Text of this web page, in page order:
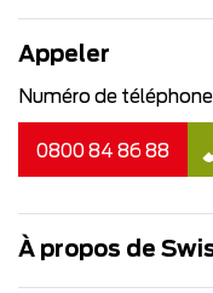
Appeler
Numéro de
0800 84 86 88
À propos de